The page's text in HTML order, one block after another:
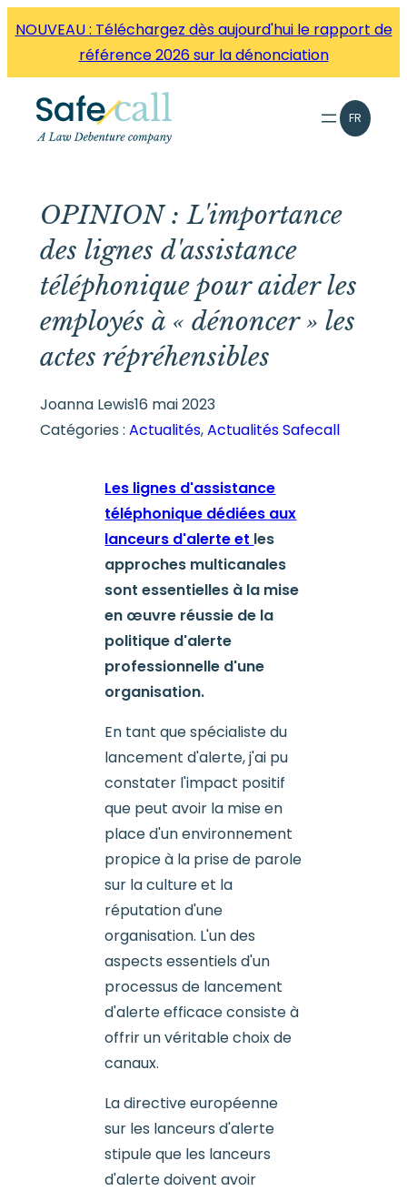
directement
contenu
NOUVEAU : Téléchargez dès aujourd'hui le rapport de
référence 2026 sur la dénonciation
FR
OPINION : L'importance
des lignes d'assistance
téléphonique pour aider les
employés à « dénoncer » les
actes répréhensibles
Joanna Lewis16 mai 2023
Catégories : Actualités, Actualités Safecall
Les lignes d'assistance
téléphonique dédiées aux
lanceurs d'alerte et les
approches multicanales
sont essentielles à la mise
en œuvre réussie de la
politique d'alerte
professionnelle d'une
organisation.
En tant que spécialiste du
lancement d'alerte, j'ai pu
constater l'impact positif
que peut avoir la mise en
place d'un environnement
propice à la prise de parole
sur la culture et la
réputation d'une
organisation. L'un des
aspects essentiels d'un
processus de lancement
d'alerte efficace consiste à
offrir un véritable choix de
canaux.
La directive européenne
sur les lanceurs d'alerte
stipule que les lanceurs
d'alerte doivent avoir